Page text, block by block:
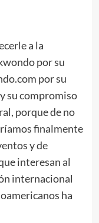
a la
por su
por su
su compromiso
porque de no
finalmente
y de
interesan al
internacional
ha